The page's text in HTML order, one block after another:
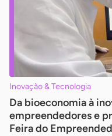
Inovação & Tecnologia
Da bioeconomia à
empreendedores e
Feira do